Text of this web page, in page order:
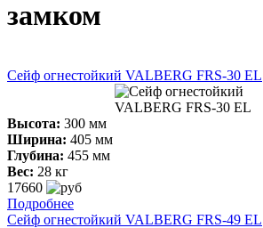
замком
Сейф огнестойкий VALBERG FRS-30 ЕL
Высота: 300 мм
Ширина: 405 мм
Глубина: 455 мм
Вес: 28 кг
17660
Подробнее
Сейф огнестойкий VALBERG FRS-49 ЕL